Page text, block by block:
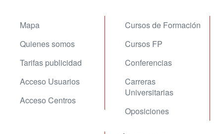
Mapa
Quienes somos
Tarifas publicidad
Acceso Usuarios
Acceso Centros
Cursos de Formación
Cursos FP
Conferencias
Carreras
Universitarias
Oposiciones